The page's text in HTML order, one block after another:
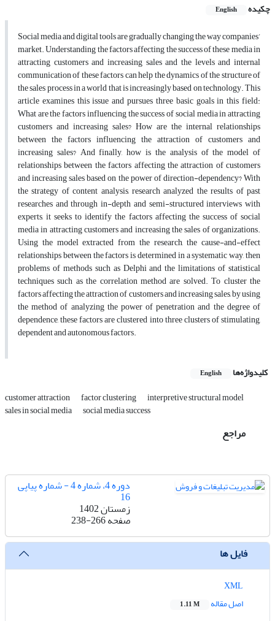
چکیده
English
Social media and digital tools are gradually changing the way companies’
market. Understanding the factors affecting the success of these media in
attracting customers and increasing sales and the levels and internal
communication of these factors can help the dynamics of the structure of
the sales process in a world that is increasingly based on technology. This
article examines this issue and pursues three basic goals in this field:
What are the factors influencing the success of social media in attracting
customers and increasing sales? How are the internal relationships
between the factors influencing the attraction of customers and
increasing sales? And finally, how is the analysis of the model of
relationships between the factors affecting the attraction of customers
and increasing sales based on the power of direction-dependency? With
the strategy of content analysis, research analyzed the results of past
researches and through in-depth and semi-structured interviews with
experts, it seeks to identify the factors affecting the success of social
media in attracting customers and increasing the sales of organizations.
Using the model extracted from the research, the cause-and-effect
relationships between the factors is determined in a systematic way, then
problems of methods such as Delphi and the limitations of statistical
techniques such as the correlation method are solved. To cluster the
factors affecting the attraction of customers and increasing sales, by using
the method of analyzing the power of penetration and the degree of
dependence, these factors are clustered into three clusters of stimulating,
dependent and autonomous factors.
کلیدواژه‌ها English
customer attraction factor clustering interpretive structural model
sales in social media social media success
مراجع
دوره 4، شماره 4 - شماره پیاپی
16
زمستان 1402
صفحه238-266
فایل ها
اصل مقاله
1.11 M